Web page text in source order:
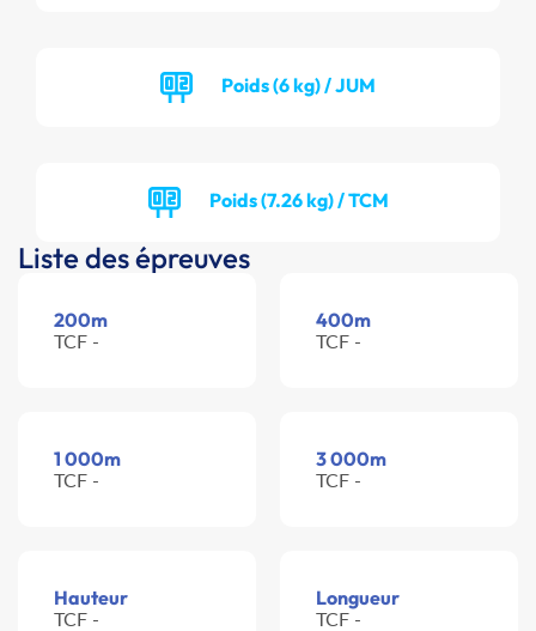
Poids (6 kg) / JUM
Poids (7.26 kg) / TCM
Liste des épreuves
200m
TCF -
400m
TCF -
1 000m
TCF -
3 000m
TCF -
Hauteur
TCF -
Longueur
TCF -